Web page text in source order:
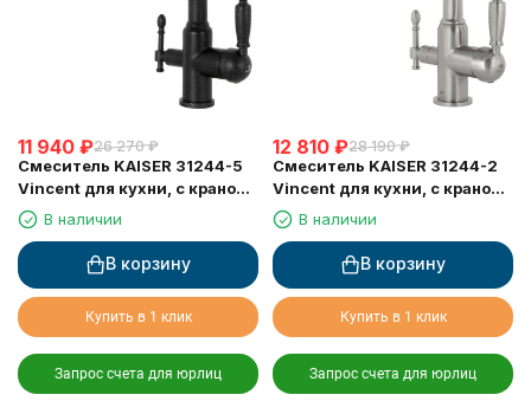
11 940 ₽26 270 ₽
Смеситель KAISER 31244-5
Vincent для кухни, с краном
для питьевой воды, черный
металлик
В наличии
В корзину
Купить в 1 клик
Запрос счета для юрлиц
12 810 ₽28 190 ₽
Смеситель KAISER 31244-2
Vincent для кухни, с краном
для питьевой воды, серебро
В наличии
В корзину
Купить в 1 клик
Запрос счета для юрлиц